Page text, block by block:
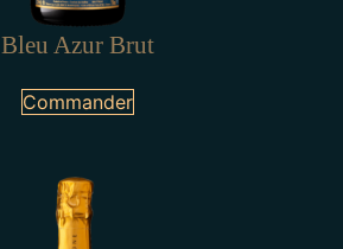
Bleu Azur Brut
Commander